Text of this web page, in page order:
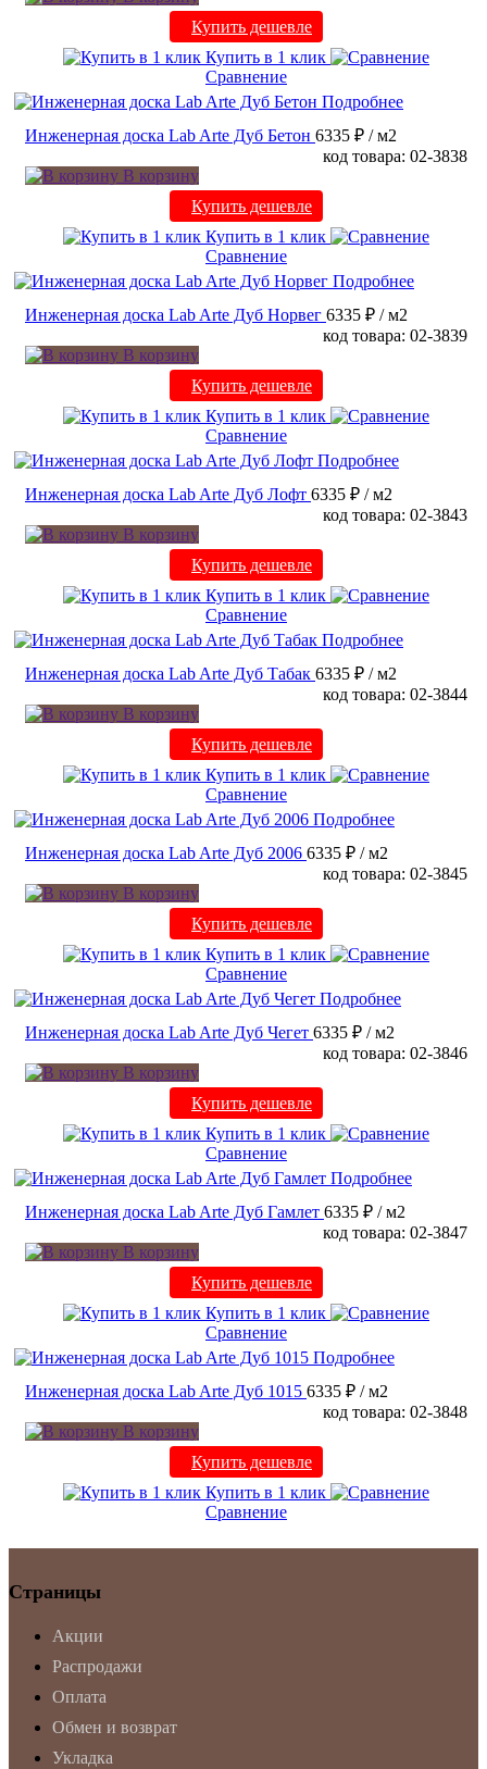
Купить дешевле
Купить в 1 клик
Сравнение
Подробнее
Инженерная доска Lab Arte Дуб Бетон 6335 ₽ / м2
код товара: 02-3838
В корзину
Купить дешевле
Купить в 1 клик
Сравнение
Подробнее
Инженерная доска Lab Arte Дуб Норвег 6335 ₽ / м2
код товара: 02-3839
В корзину
Купить дешевле
Купить в 1 клик
Сравнение
Подробнее
Инженерная доска Lab Arte Дуб Лофт 6335 ₽ / м2
код товара: 02-3843
В корзину
Купить дешевле
Купить в 1 клик
Сравнение
Подробнее
Инженерная доска Lab Arte Дуб Табак 6335 ₽ / м2
код товара: 02-3844
В корзину
Купить дешевле
Купить в 1 клик
Сравнение
Подробнее
Инженерная доска Lab Arte Дуб 2006 6335 ₽ / м2
код товара: 02-3845
В корзину
Купить дешевле
Купить в 1 клик
Сравнение
Подробнее
Инженерная доска Lab Arte Дуб Чегет 6335 ₽ / м2
код товара: 02-3846
В корзину
Купить дешевле
Купить в 1 клик
Сравнение
Подробнее
Инженерная доска Lab Arte Дуб Гамлет 6335 ₽ / м2
код товара: 02-3847
В корзину
Купить дешевле
Купить в 1 клик
Сравнение
Подробнее
Инженерная доска Lab Arte Дуб 1015 6335 ₽ / м2
код товара: 02-3848
В корзину
Купить дешевле
Купить в 1 клик
Сравнение
Страницы
Акции
Распродажи
Оплата
Обмен и возврат
Укладка